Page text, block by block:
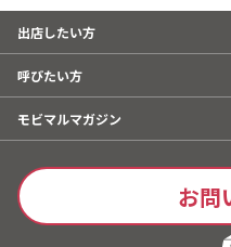
ンナーコーヒー、ホットカ
レ、ホットティー、ホット
ロナビール
出店したい方
呼びたい方
モビマルマガジン
お問